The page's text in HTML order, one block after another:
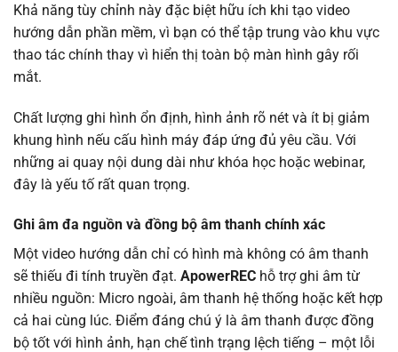
Khả năng tùy chỉnh này đặc biệt hữu ích khi tạo video
hướng dẫn phần mềm, vì bạn có thể tập trung vào khu vực
thao tác chính thay vì hiển thị toàn bộ màn hình gây rối
mắt.
Chất lượng ghi hình ổn định, hình ảnh rõ nét và ít bị giảm
khung hình nếu cấu hình máy đáp ứng đủ yêu cầu. Với
những ai quay nội dung dài như khóa học hoặc webinar,
đây là yếu tố rất quan trọng.
Ghi âm đa nguồn và đồng bộ âm thanh chính xác
Một video hướng dẫn chỉ có hình mà không có âm thanh
sẽ thiếu đi tính truyền đạt. ApowerREC hỗ trợ ghi âm từ
nhiều nguồn: Micro ngoài, âm thanh hệ thống hoặc kết hợp
cả hai cùng lúc. Điểm đáng chú ý là âm thanh được đồng
bộ tốt với hình ảnh, hạn chế tình trạng lệch tiếng – một lỗi